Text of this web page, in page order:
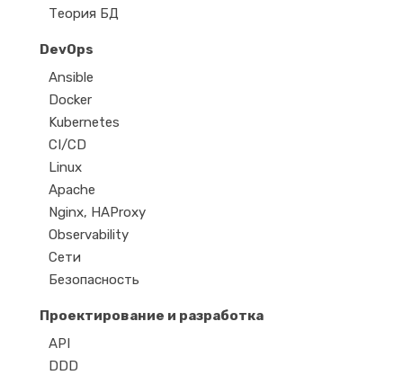
Теория БД
DevOps
Ansible
Docker
Kubernetes
CI/CD
Linux
Apache
Nginx, HAProxy
Observability
Сети
Безопасность
Проектирование и разработка
API
DDD